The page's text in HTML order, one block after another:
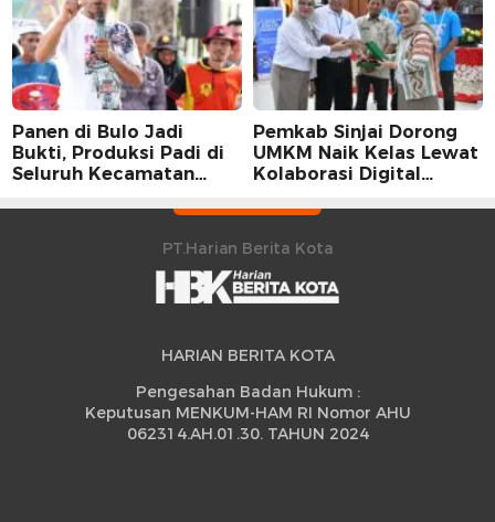
Panen di Bulo Jadi
Bukti, Produksi Padi di
Seluruh Kecamatan
Peningkatan
Pemkab Sinjai Dorong
UMKM Naik Kelas Lewat
Kolaborasi Digital
PT.Harian Berita Kota
HARIAN BERITA KOTA
Pengesahan Badan Hukum :
Keputusan MENKUM-HAM RI Nomor AHU
062314.AH.01.30. TAHUN 2024